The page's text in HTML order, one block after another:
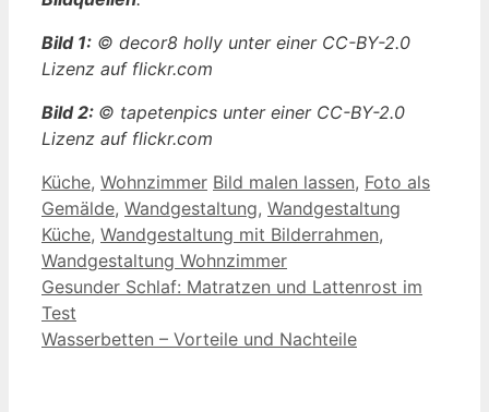
Bild 1: © decor8 holly unter einer CC-BY-2.0
Lizenz auf flickr.com
Bild 2: © tapetenpics unter einer CC-BY-2.0
Lizenz auf flickr.com
Kategorien
Küche, Wohnzimmer Schlagwörter
Bild malen lassen, Foto als
Gemälde, Wandgestaltung, Wandgestaltung
Küche, Wandgestaltung mit Bilderrahmen,
Wandgestaltung Wohnzimmer
Gesunder Schlaf: Matratzen und Lattenrost im
Test
Wasserbetten – Vorteile und Nachteile